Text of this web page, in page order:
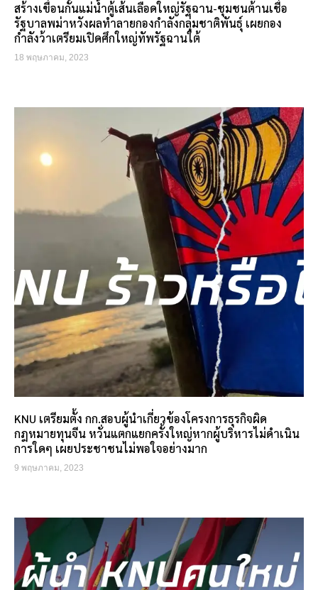
สร้างเขื่อนกั้นแม่น้ำตู้เส้นเลือดใหญ่รัฐฉาน-ชุมชนต้านเชื่อ
รัฐบาลพม่าหวังผลทำลายกองกำลังกลุ่มชาติพันธุ์ เผยกอง
กำลังว้าเตรียมเปิดศึกใหญ่ทัพรัฐฉานใต้
18 พฤษภาคม, 2023
KNU เตรียมตั้ง กก.สอบผู้นำเกี่ยวข้องโครงการธุรกิจผิด
กฎหมายทุนจีน หวั่นแตกแยกครั้งใหญ่หากผู้บริหารไม่ดำเนิน
การใดๆ เผยประชาชนไม่พอใจอย่างมาก
9 พฤษภาคม, 2023